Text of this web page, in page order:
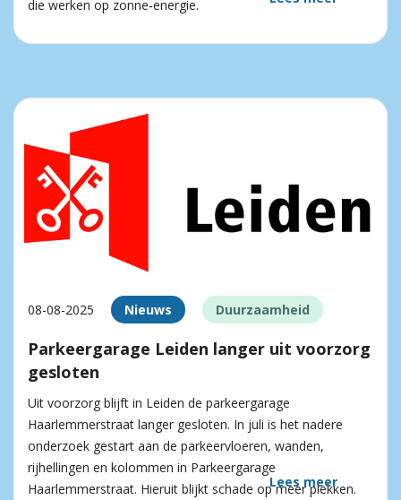
die werken op zonne‑energie.
08-08-2025 Nieuws Duurzaamheid
Parkeergarage Leiden langer uit voorzorg
gesloten
Uit voorzorg blijft in Leiden de parkeergarage
Haarlemmerstraat langer gesloten. In juli is het nadere
onderzoek gestart aan de parkeervloeren, wanden,
rijhellingen en kolommen in Parkeergarage
Haarlemmerstraat. Hieruit blijkt schade op meer plekken.
Lees meer